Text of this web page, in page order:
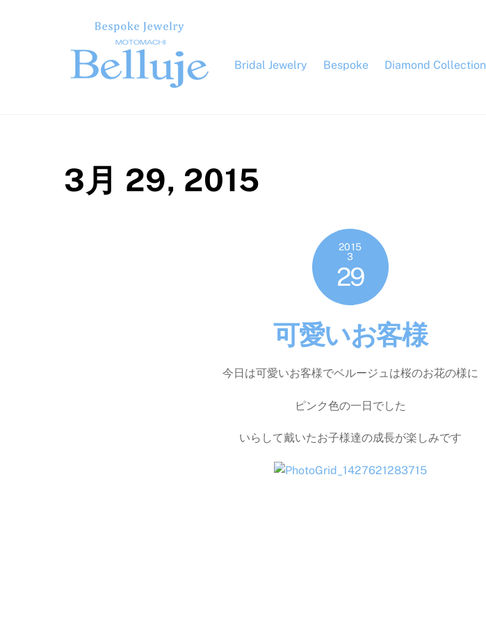
Bridal Jewelry
Bespoke Diamond Collection
3月 29, 2015
2015
3
29
可愛いお客様
今日は可愛いお客様でベルージュは桜のお花の様に
ピンク色の一日でした
いらして戴いたお子様達の成長が楽しみです